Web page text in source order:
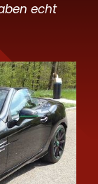
echt